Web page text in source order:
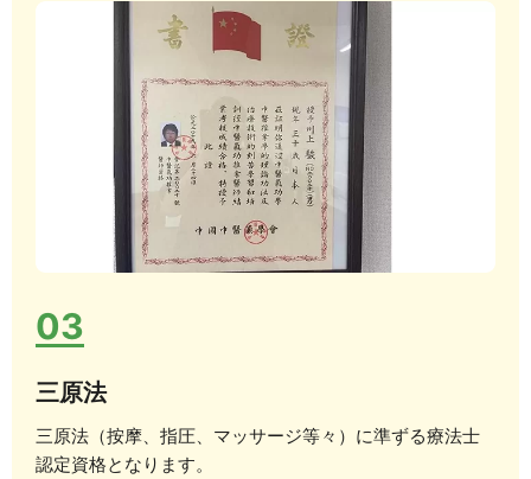
03
三原法
三原法（按摩、指圧、マッサージ等々）に準ずる療法士
認定資格となります。